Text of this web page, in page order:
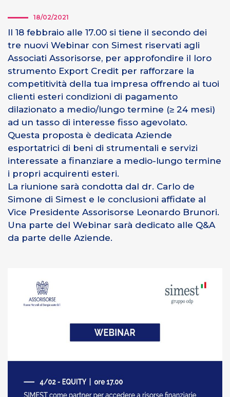
18/02/2021
Il 18 febbraio alle 17.00 si tiene il secondo dei
tre nuovi Webinar con Simest riservati agli
Associati Assorisorse, per approfondire il loro
strumento Export Credit per rafforzare la
competitività della tua impresa offrendo ai tuoi
clienti esteri condizioni di pagamento
dilazionato a medio/lungo termine (≥ 24 mesi)
ad un tasso di interesse fisso agevolato.
Questa proposta è dedicata Aziende
esportatrici di beni di strumentali e servizi
interessate a finanziare a medio-lungo termine
i propri acquirenti esteri.
La riunione sarà condotta dal dr. Carlo de
Simone di Simest e le conclusioni affidate al
Vice Presidente Assorisorse Leonardo Brunori.
Una parte del Webinar sarà dedicato alle Q&A
da parte delle Aziende.